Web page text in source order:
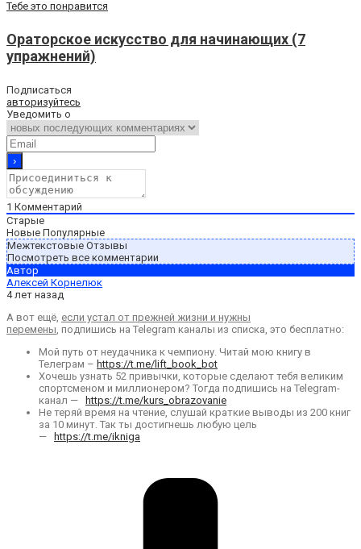
Тебе это понравится
Ораторское искусство для начинающих (7
упражнений)
Подписаться
авторизуйтесь
Уведомить о
1 Комментарий
Старые
Новые Популярные
Межтекстовые Отзывы
Посмотреть все комментарии
Автор
Алексей Корнелюк
4 лет назад
А вот ещё, если устал от прежней жизни и нужны
перемены, подпишись на Telegram каналы из списка, это бесплатно:
Мой путь от неудачника к чемпиону. Читай мою книгу в
Телеграм – https://t.me/lift_book_bot
Хочешь узнать 52 привычки, которые сделают тебя великим
спортсменом и миллионером? Тогда подпишись на Telegram-
канал —
https://t.me/kurs_obrazovanie
Не теряй время на чтение, слушай краткие выводы из 200 книг
за 10 минут. Так ты достигнешь любую цель
—
https://t.me/ikniga